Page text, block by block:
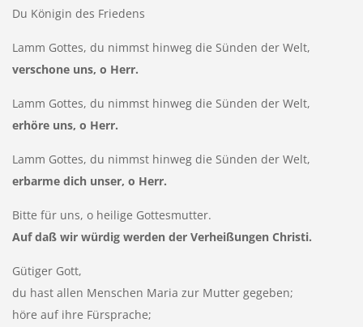
Du Königin des Friedens
Lamm Gottes, du nimmst hinweg die Sünden der Welt,
verschone uns, o Herr.
Lamm Gottes, du nimmst hinweg die Sünden der Welt,
erhöre uns, o Herr.
Lamm Gottes, du nimmst hinweg die Sünden der Welt,
erbarme dich unser, o Herr.
Bitte für uns, o heilige Gottesmutter.
Auf daß wir würdig werden der Verheißungen Christi.
Gütiger Gott,
du hast allen Menschen Maria zur Mutter gegeben;
höre auf ihre Fürsprache;